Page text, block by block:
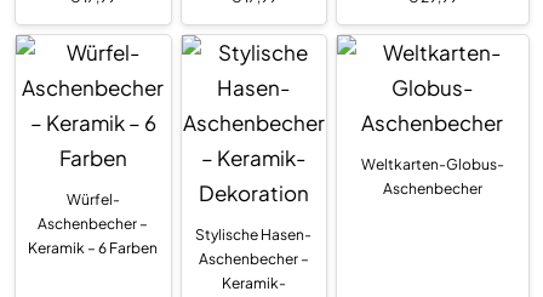
Würfel-
Aschenbecher –
Keramik – 6 Farben
Stylische Hasen-
Aschenbecher –
Keramik-
Weltkarten-Globus-
Aschenbecher